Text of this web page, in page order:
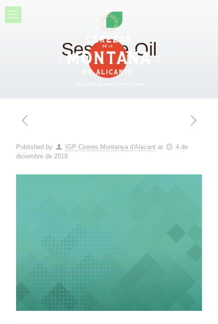
Sesame Oil
Published by IGP Cireres Muntanya d'Alacant at
4 de
diciembre de 2019